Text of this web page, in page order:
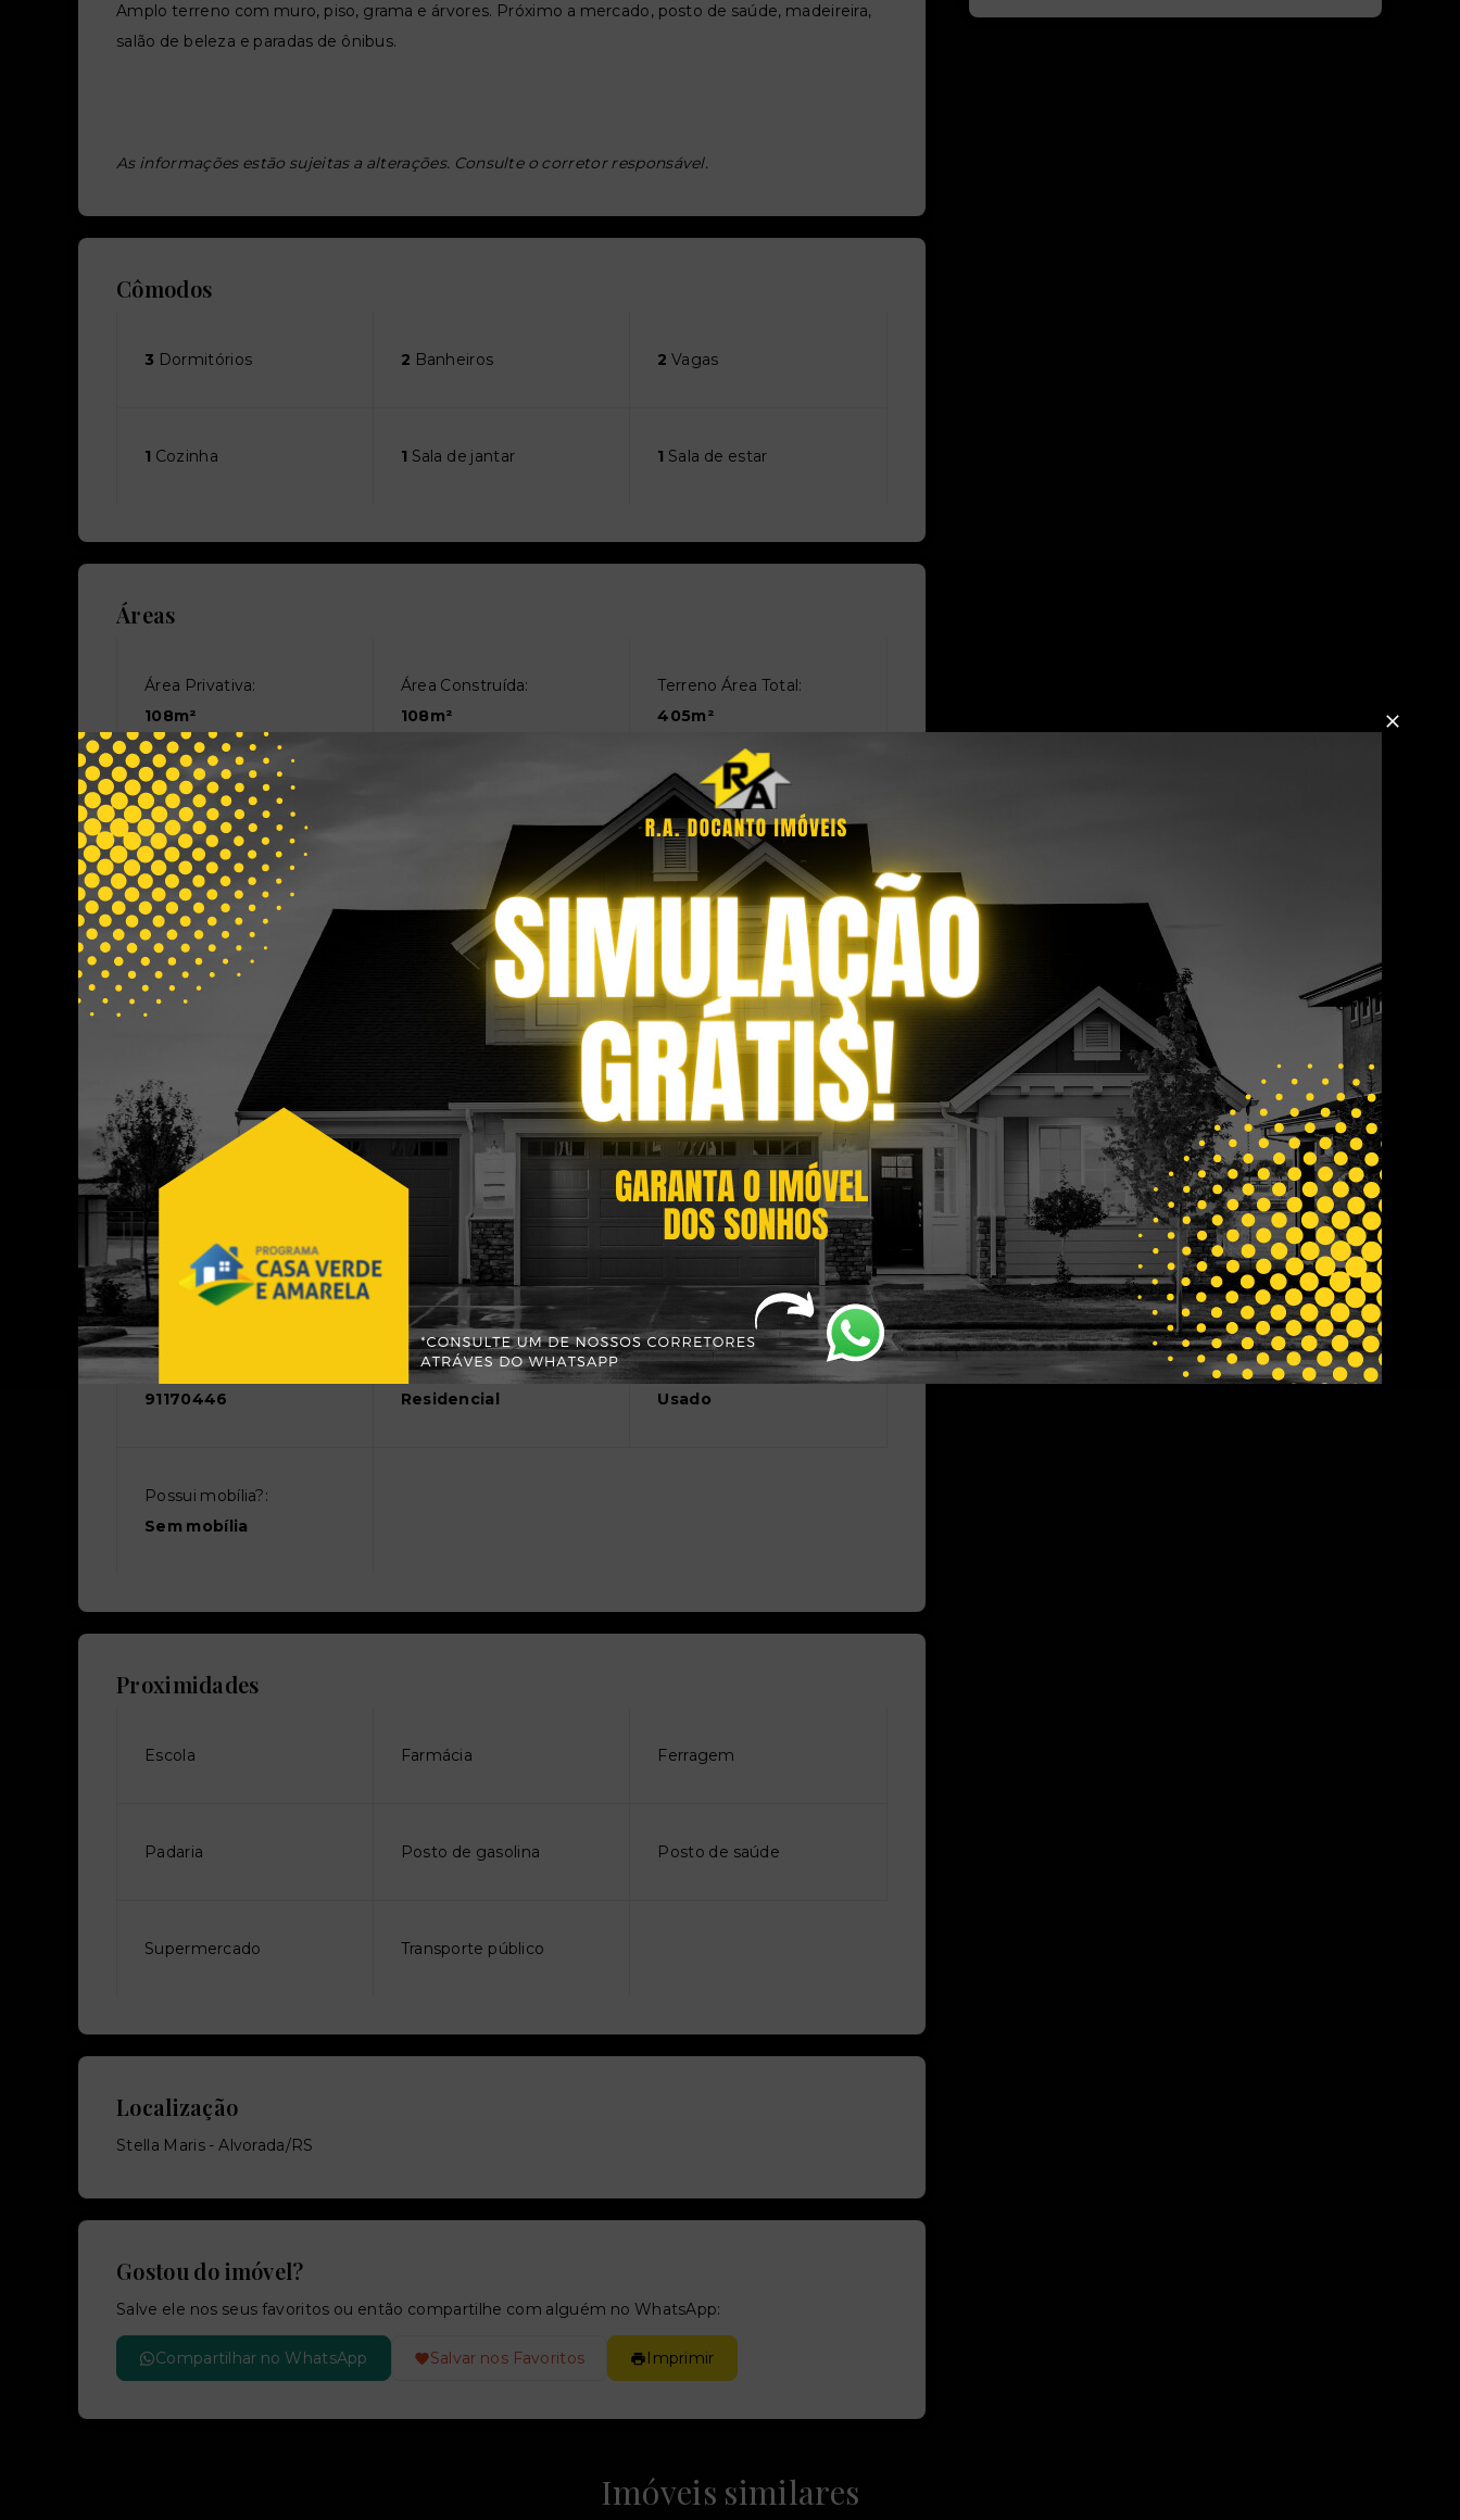
Amplo terreno com muro, piso, grama e árvores. Próximo a mercado, posto de saúde, madeireira,
salão de beleza e paradas de ônibus.
As informações estão sujeitas a alterações. Consulte o corretor responsável.
Cômodos
3 Dormitórios 2 Banheiros 2 Vagas
1 Cozinha 1 Sala de jantar 1 Sala de estar
Áreas
Área Privativa:
108m²
Área Construída:
108m²
Terreno Área Total:
405m²
Características
Box Banheiro Churrasqueira Forro de PVC
Piso Frio
Quintal Terreno com 2 Imóveis
Outras Informações
91170446
Perfil:
Residencial
Situação:
Usado
Possui mobília?:
Sem mobília
Proximidades
Escola Farmácia Ferragem
Padaria Posto de gasolina Posto de saúde
Supermercado Transporte público
Localização
Stella Maris - Alvorada/RS
Gostou do imóvel?
Salve ele nos seus favoritos ou então compartilhe com alguém no WhatsApp:
Compartilhar no WhatsApp Salvar nos Favoritos Imprimir
Imóveis similares